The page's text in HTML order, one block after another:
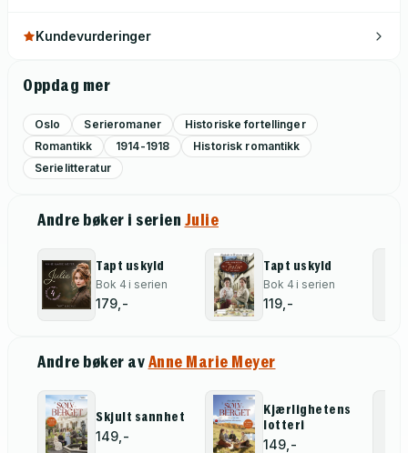
Kundevurderinger
Oppdag mer
Oslo Serieromaner
Historiske fortellinger
Romantikk
1914-1918
Historisk romantikk
Serielitteratur
Andre bøker i serien Julie
Tapt uskyld
Bok 4 i serien
179,-
Tapt uskyld
Bok 4 i serien
119,-
Andre bøker avAnne Marie Meyer
Skjult sannhet
149,-
Kjærlighetens
lotteri
149,-